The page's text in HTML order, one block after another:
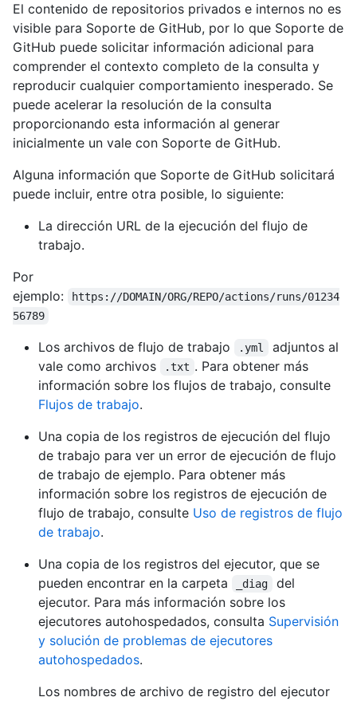
El contenido de repositorios privados e internos no es
visible para Soporte de GitHub, por lo que Soporte de
GitHub puede solicitar información adicional para
comprender el contexto completo de la consulta y
reproducir cualquier comportamiento inesperado. Se
puede acelerar la resolución de la consulta
proporcionando esta información al generar
inicialmente un vale con Soporte de GitHub.
Alguna información que Soporte de GitHub solicitará
puede incluir, entre otra posible, lo siguiente:
La dirección URL de la ejecución del flujo de
trabajo.
Por
ejemplo:
https://DOMAIN/ORG/REPO/actions/runs/01234
56789
Los archivos de flujo de trabajo .yml
adjuntos al
vale como archivos
.txt . Para obtener más
información sobre los flujos de trabajo, consulte
Flujos de trabajo.
Una copia de los registros de ejecución del flujo
de trabajo para ver un error de ejecución de flujo
de trabajo de ejemplo. Para obtener más
información sobre los registros de ejecución de
flujo de trabajo, consulte Uso de registros de flujo
de trabajo.
Una copia de los registros del ejecutor, que se
pueden encontrar en la carpeta
_diag
del
ejecutor. Para más información sobre los
ejecutores autohospedados, consulta Supervisión
y solución de problemas de ejecutores
autohospedados.
Los nombres de archivo de registro del ejecutor